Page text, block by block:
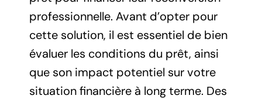
professionnelle. Avant d’opter pour
cette solution, il est essentiel de bien
évaluer les conditions du prêt, ainsi
que son impact potentiel sur votre
situation financière à long terme. Des